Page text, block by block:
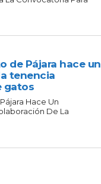
de Pájara hace un
tenencia
gatos
Hace Un
De La